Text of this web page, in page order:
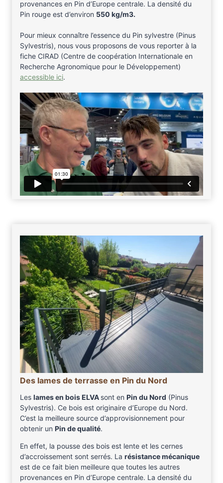
provenances en Pin d’Europe centrale. La densité du
Pin rouge est d’environ 550 kg/m3.
Pour mieux connaître l’essence du Pin sylvestre (Pinus
Sylvestris), nous vous proposons de vous reporter à la
fiche CIRAD (Centre de coopération Internationale en
Recherche Agronomique pour le Développement)
accessible ici.
Des lames de terrasse en Pin du Nord
Les lames en bois ELVA sont en Pin du Nord (Pinus
Sylvestris). Ce bois est originaire d’Europe du Nord.
C’est la meilleure source d’approvisionnement pour
obtenir un Pin de qualité.
En effet, la pousse des bois est lente et les cernes
d’accroissement sont serrés. La résistance mécanique
est de ce fait bien meilleure que toutes les autres
provenances en Pin d’Europe centrale. La densité du